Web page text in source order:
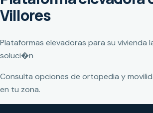
Villores
Plataformas elevadoras para su vivienda
soluci�n
Consulta opciones de ortopedia y
en tu zona.